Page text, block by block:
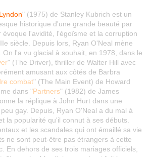
" (1975) de Stanley Kubrich est un
historique d'une grande beauté par
évoque l'avidité, l'égoïsme et la corruption
siècle. Depuis lors, Ryan O'Neal mène
On l'a vu glacial à souhait, en 1978, dans le
" (The Driver), thriller de Walter Hill avec
amusant aux côtés de Barbra
combat" (The Main Event) de Howard
dans "Partners" (1982) de James
la réplique à John Hurt dans une
gay. Depuis, Ryan O'Neal a du mal à
la popularité qu'il connut à ses débuts.
et les scandales qui ont émaillé sa vie
ne sont peut-être pas étrangers à cette
En dehors de ses trois mariages officiels,